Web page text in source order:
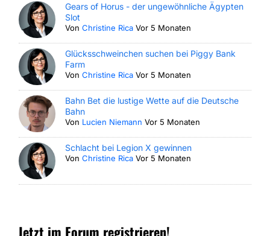
Gears of Horus - der ungewöhnliche Ägypten
Slot
VonChristine Rica Vor 5 Monaten
Glücksschweinchen suchen bei Piggy Bank
Farm
VonChristine Rica Vor 5 Monaten
Bahn Bet die lustige Wette auf die Deutsche
Bahn
Von Lucien Niemann Vor 5 Monaten
Schlacht bei Legion X gewinnen
VonChristine Rica Vor 5 Monaten
Jetzt im Forum registrieren!